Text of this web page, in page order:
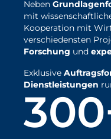
Neben
mit
Kooperation mit
verschiedensten
Forschung und
Exklusive
Dienstleistungen